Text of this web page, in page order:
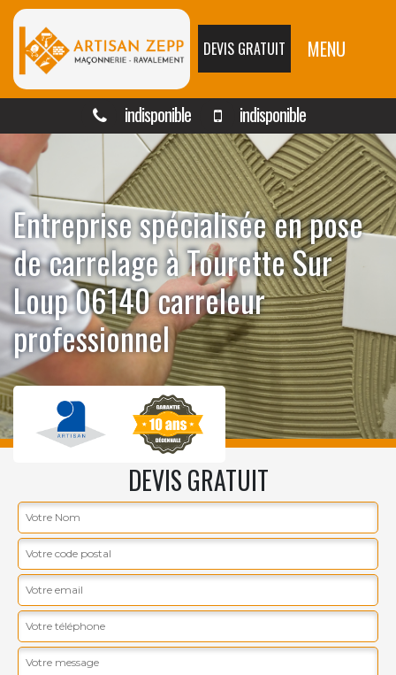
DEVIS GRATUIT MENU
indisponible indisponible
Entreprise spécialisée en pose
de carrelage à Tourette Sur
Loup 06140 carreleur
professionnel
DEVIS GRATUIT